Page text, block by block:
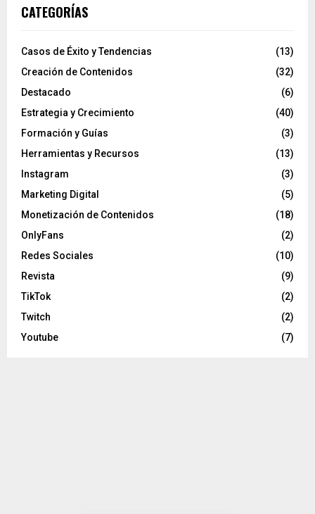
CATEGORÍAS
Casos de Éxito y Tendencias
(13)
Creación de Contenidos
(32)
Destacado
(6)
Estrategia y Crecimiento
(40)
Formación y Guías
(3)
Herramientas y Recursos
(13)
Instagram
(3)
Marketing Digital
(5)
Monetización de Contenidos
(18)
OnlyFans
(2)
Redes Sociales
(10)
Revista
(9)
TikTok
(2)
Twitch
(2)
Youtube
(7)